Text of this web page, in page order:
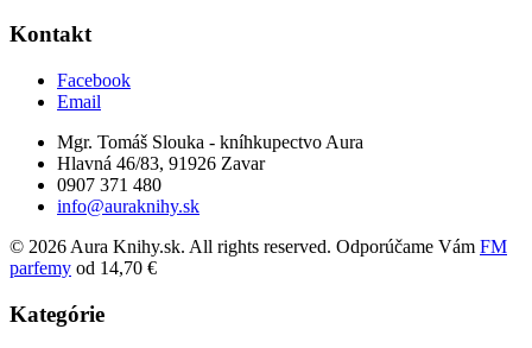
Kontakt
Facebook
Email
Mgr. Tomáš Slouka - kníhkupectvo Aura
Hlavná 46/83, 91926 Zavar
0907 371 480
info@auraknihy.sk
© 2026 Aura Knihy.sk. All rights reserved. Odporúčame Vám FM
parfemy od 14,70 €
Kategórie